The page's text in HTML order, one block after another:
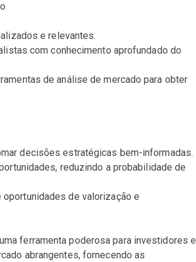
e relevantes.
com conhecimento aprofundado do
de análise de mercado para obter
decisões estratégicas bem-informadas.
reduzindo a probabilidade de
de valorização e
ferramenta poderosa para investidores e
abrangentes, fornecendo as